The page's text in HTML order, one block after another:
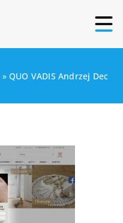
»QUO VADIS Andrzej Dec